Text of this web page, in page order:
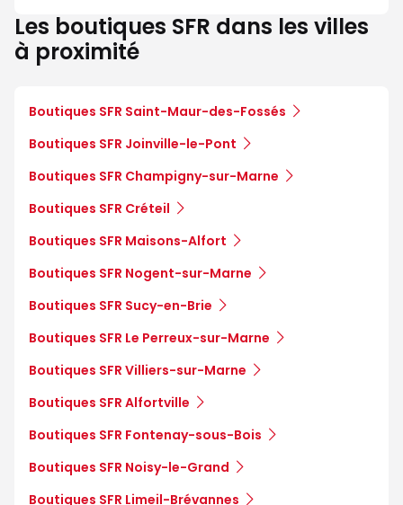
Les boutiques SFR dans les villes
à proximité
Boutiques SFR Saint-Maur-des-Fossés
Boutiques SFR Joinville-le-Pont
Boutiques SFR Champigny-sur-Marne
Boutiques SFR Créteil
Boutiques SFR Maisons-Alfort
Boutiques SFR Nogent-sur-Marne
Boutiques SFR Sucy-en-Brie
Boutiques SFR Le Perreux-sur-Marne
Boutiques SFR Villiers-sur-Marne
Boutiques SFR Alfortville
Boutiques SFR Fontenay-sous-Bois
Boutiques SFR Noisy-le-Grand
Boutiques SFR Limeil-Brévannes